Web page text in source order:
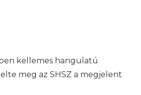
kellemes hangulatú
meg az SHSZ a megjelent